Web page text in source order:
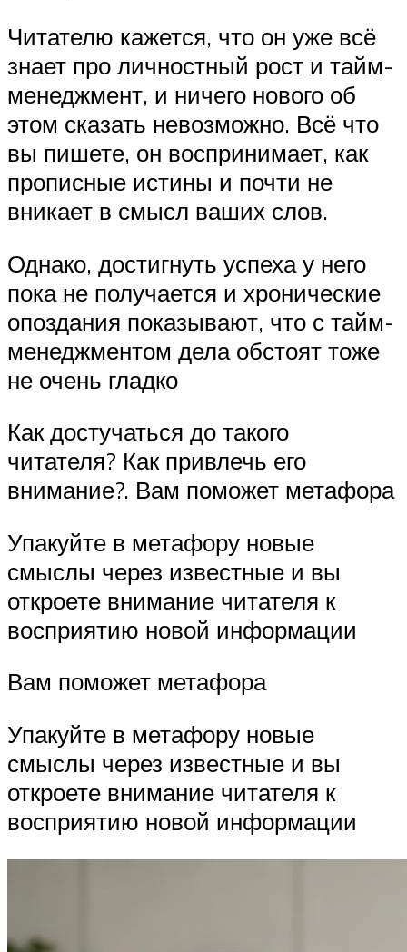
Читателю кажется, что он уже всё
знает про личностный рост и тайм-
менеджмент, и ничего нового об
этом сказать невозможно. Всё что
вы пишете, он воспринимает, как
прописные истины и почти не
вникает в смысл ваших слов.
Однако, достигнуть успеха у него
пока не получается и хронические
опоздания показывают, что с тайм-
менеджментом дела обстоят тоже
не очень гладко
Как достучаться до такого
читателя? Как привлечь его
внимание?. Вам поможет метафора
Упакуйте в метафору новые
смыслы через известные и вы
откроете внимание читателя к
восприятию новой информации
Вам поможет метафора
Упакуйте в метафору новые
смыслы через известные и вы
откроете внимание читателя к
восприятию новой информации